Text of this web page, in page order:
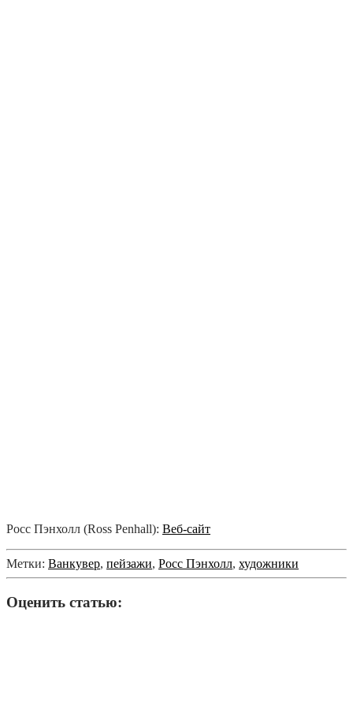
Росс Пэнхолл (Ross Penhall): Веб-сайт
Метки: Ванкувер, пейзажи, Росс Пэнхолл, художники
Оценить статью: